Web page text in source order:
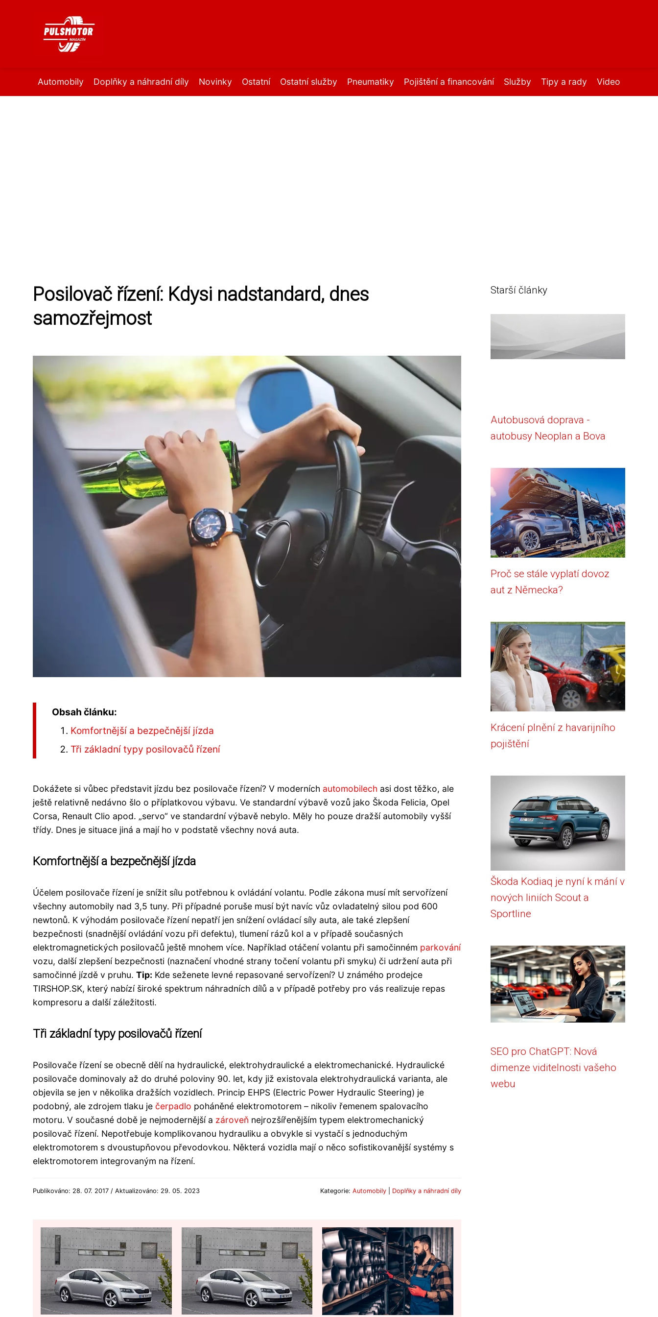
Automobily Doplňky a náhradní díly Novinky Ostatní Ostatní služby Pneumatiky Pojištění a financování Služby Tipy a rady Video
Posilovač řízení: Kdysi nadstandard, dnes
samozřejmost
Obsah článku:
Komfortnější a bezpečnější jízda
Tři základní typy posilovačů řízení
Dokážete si vůbec představit jízdu bez posilovače řízení? V moderních automobilech asi dost těžko, ale
ještě relativně nedávno šlo o příplatkovou výbavu. Ve standardní výbavě vozů jako Škoda Felicia, Opel
Corsa, Renault Clio apod. „servo“ ve standardní výbavě nebylo. Měly ho pouze dražší automobily vyšší
třídy. Dnes je situace jiná a mají ho v podstatě všechny nová auta.
Komfortnější a bezpečnější jízda
Účelem posilovače řízení je snížit sílu potřebnou k ovládání volantu. Podle zákona musí mít servořízení
všechny automobily nad 3,5 tuny. Při případné poruše musí být navíc vůz ovladatelný silou pod 600
newtonů. K výhodám posilovače řízení nepatří jen snížení ovládací síly auta, ale také zlepšení
bezpečnosti (snadnější ovládání vozu při defektu), tlumení rázů kol a v případě současných
elektromagnetických posilovačů ještě mnohem více. Například otáčení volantu při samočinném parkování
vozu, další zlepšení bezpečnosti (naznačení vhodné strany točení volantu při smyku) či udržení auta při
samočinné jízdě v pruhu. Tip: Kde seženete levné repasované servořízení? U známého prodejce
TIRSHOP.SK, který nabízí široké spektrum náhradních dílů a v případě potřeby pro vás realizuje repas
kompresoru a další záležitosti.
Tři základní typy posilovačů řízení
Posilovače řízení se obecně dělí na hydraulické, elektrohydraulické a elektromechanické. Hydraulické
posilovače dominovaly až do druhé poloviny 90. let, kdy již existovala elektrohydraulická varianta, ale
objevila se jen v několika dražších vozidlech. Princip EHPS (Electric Power Hydraulic Steering) je
podobný, ale zdrojem tlaku je čerpadlo poháněné elektromotorem – nikoliv řemenem spalovacího
motoru. V současné době je nejmodernější a zároveň nejrozšířenějším typem elektromechanický
posilovač řízení. Nepotřebuje komplikovanou hydrauliku a obvykle si vystačí s jednoduchým
elektromotorem s dvoustupňovou převodovkou. Některá vozidla mají o něco sofistikovanější systémy s
elektromotorem integrovaným na řízení.
Publikováno: 28. 07. 2017 / Aktualizováno: 29. 05. 2023 Kategorie: Automobily Doplňky a náhradní díly
Starší články
Autobusová doprava -
autobusy Neoplan a Bova
Proč se stále vyplatí dovoz
aut z Německa?
Krácení plnění z havarijního
pojištění
Škoda Kodiaq je nyní k mání v
nových liniích Scout a
Sportline
SEO pro ChatGPT: Nová
dimenze viditelnosti vašeho
webu